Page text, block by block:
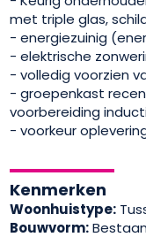
met triple glas,
- energiezuinig
- elektrische
- volledig voorzien
- groepenkast
voorbereiding
- voorkeur
Kenmerken
Woonhuistype:
Bouwvorm: